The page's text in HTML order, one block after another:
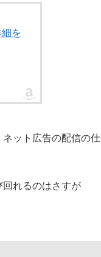
を
ット広告の配信の仕
れるのはさすが